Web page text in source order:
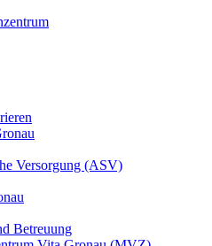
Versorgung (ASV)
Betreuung